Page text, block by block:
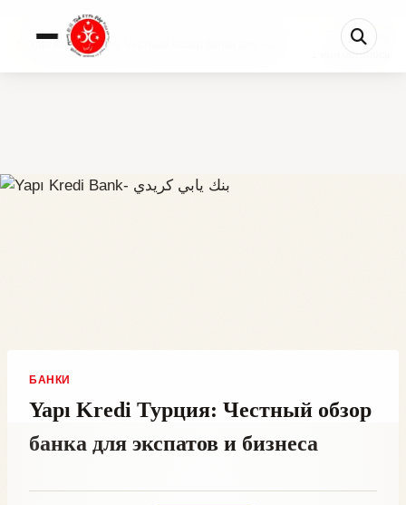
Yapı Kredi Турция: Честный обзор банка для эксп...
0%
1 мин осталось
БАНКИ
Yapı Kredi Турция: Честный обзор
банка для экспатов и бизнеса